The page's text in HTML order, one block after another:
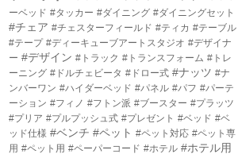
ーベッド #タッカー #ダイニング #ダイニングセット
#チェア #チェスターフィールド #ティカ #テーブル
#テープ #ディーキューブアートスタジオ #デザイナ
ー #デザイン #トラック #トランスフォーム #トレ
ーニング #ドルチェビータ #ドロー式 #ナッツ #ナ
ンバーワン #ハイダーベッド #パネル #パフ #パーテ
ーション #フィノ #フトン派 #ブースター #プラッツ
#プリア #プルプッシュ式 #プレゼント #ベッド #ベ
ッド仕様 #ベンチ #ペット #ペット対応 #ペット専
用 #ペット用 #ペーパーコード #ホテル #ホテル用